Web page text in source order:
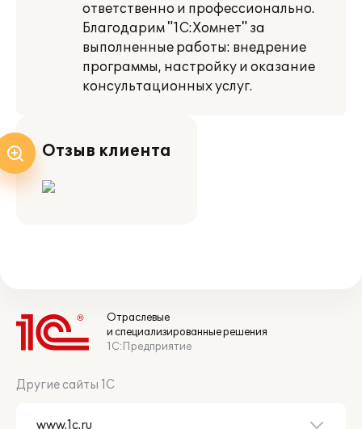
ответственно и профессионально.
Благодарим "1С:Хомнет" за
выполненные работы: внедрение
программы, настройку и оказание
консультационных услуг.
Отзыв клиента
Отраслевые
и специализированные решения
1С:Предприятие
Другие сайты 1С